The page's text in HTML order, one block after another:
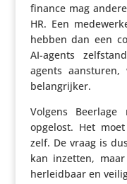
finance mag
HR. Een
hebben dan een
AI-agents
agents
belangrijker.
Volgens
opgelost. Het
zelf. De vraag is
kan inzetten,
herleid­baar en